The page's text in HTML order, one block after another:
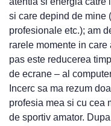
si care depind de mine
profesionale etc.); am
rarele momente in care
pas este reducerea
de ecrane – al
Incerc sa ma rezum
profesia mea si cu cea
de sportiv amator.